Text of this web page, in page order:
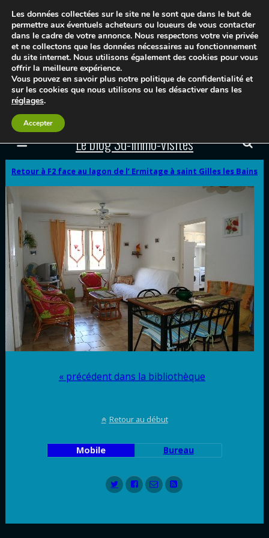
Le blog 3d-immo-visites
Retour à F2 face au lagon de l’ Ermitage à saint Gilles les Bains
« précédent dans la bibliothèque
Retour au début
Mobile Bureau
Les données collectées sur le site ne le sont que dans le but de
permettre aux éventuels acheteurs ou loueurs de vous contacter
dans le cadre de votre annonce. Nous respectons votre vie privée
et ne collectons que les données nécessaires au fonctionnement
du site internet. Nous utilisons également des cookies pour vous
offrir la meilleure expérience.
Vous pouvez en savoir plus notre politique de confidentialité et
sur les cookies que nous utilisons ou les désactiver dans les
réglages.
Accepter